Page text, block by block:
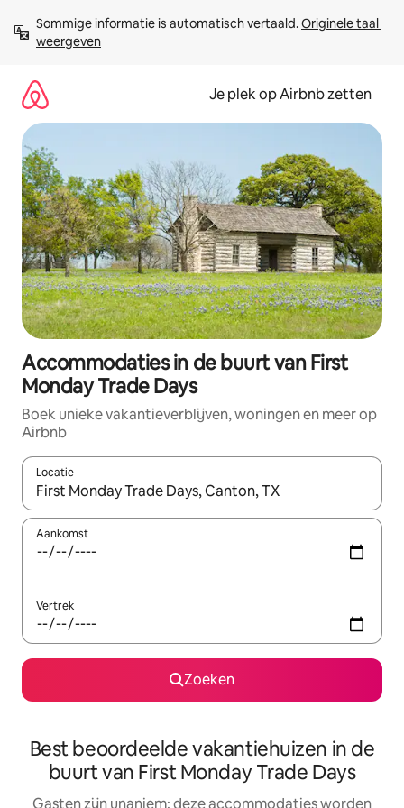
direct
naar
Sommige informatie is automatisch vertaald. Originele taal
weergeven
Je plek op Airbnb zetten
Accommodaties in de buurt van First
Monday Trade Days
Boek unieke vakantieverblijven, woningen en meer op
Airbnb
Locatie
Wanneer er resultaten beschikbaar zijn, maak je een keuze
Aankomst
Vertrek
Zoeken
Best beoordeelde vakantiehuizen in de
buurt van First Monday Trade Days
Gasten zijn unaniem: deze accommodaties worden